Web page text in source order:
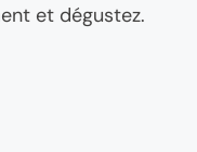
et dégustez.